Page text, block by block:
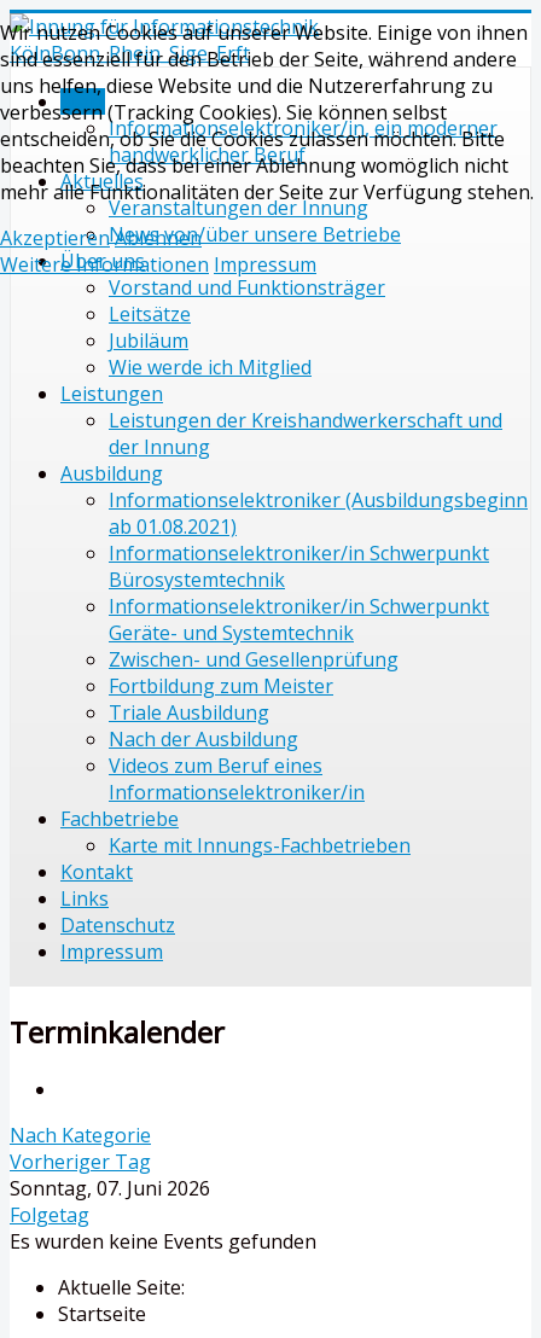
Start
Informationselektroniker/in, ein moderner
handwerklicher Beruf
Aktuelles
Veranstaltungen der Innung
News von/über unsere Betriebe
Über uns
Vorstand und Funktionsträger
Leitsätze
Jubiläum
Wie werde ich Mitglied
Leistungen
Leistungen der Kreishandwerkerschaft und
der Innung
Ausbildung
Informationselektroniker (Ausbildungsbeginn
ab 01.08.2021)
Informationselektroniker/in Schwerpunkt
Bürosystemtechnik
Informationselektroniker/in Schwerpunkt
Geräte- und Systemtechnik
Zwischen- und Gesellenprüfung
Fortbildung zum Meister
Triale Ausbildung
Nach der Ausbildung
Videos zum Beruf eines
Informationselektroniker/in
Fachbetriebe
Karte mit Innungs-Fachbetrieben
Kontakt
Links
Datenschutz
Impressum
Terminkalender
Nach Kategorie
Vorheriger Tag
Sonntag, 07. Juni 2026
Folgetag
Es wurden keine Events gefunden
Aktuelle Seite:
Startseite
Wir nutzen Cookies auf unserer Website. Einige von ihnen
sind essenziell für den Betrieb der Seite, während andere
uns helfen, diese Website und die Nutzererfahrung zu
verbessern (Tracking Cookies). Sie können selbst
entscheiden, ob Sie die Cookies zulassen möchten. Bitte
beachten Sie, dass bei einer Ablehnung womöglich nicht
mehr alle Funktionalitäten der Seite zur Verfügung stehen.
AkzeptierenAblehnen
Weitere Informationen Impressum